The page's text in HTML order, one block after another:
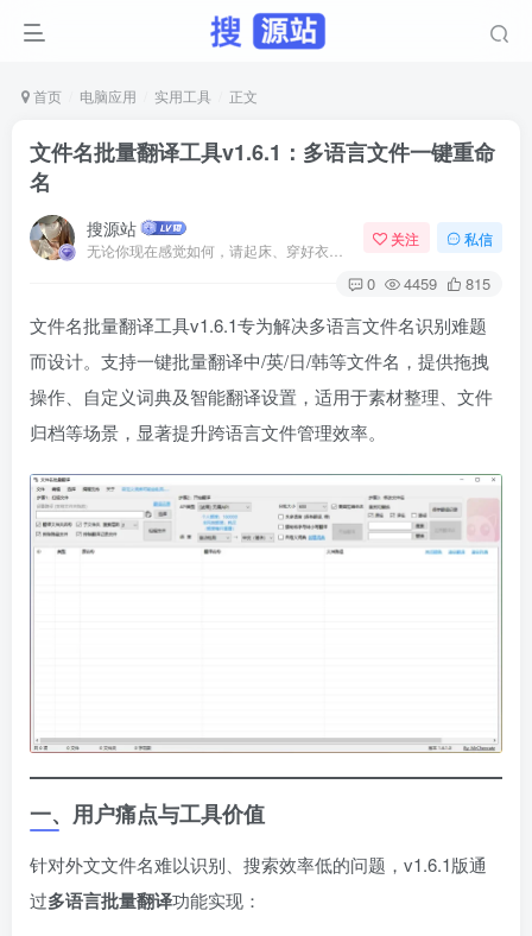
首页 电脑应用 实用工具 正文
文件名批量翻译工具v1.6.1：多语言文件一键重命
名
搜源站 关注 私信
0 4459 815
文件名批量翻译工具v1.6.1专为解决多语言文件名识别难题
而设计。支持一键批量翻译中/英/日/韩等文件名，提供拖拽
操作、自定义词典及智能翻译设置，适用于素材整理、文件
归档等场景，显著提升跨语言文件管理效率。
一、用户痛点与工具价值
针对外文文件名难以识别、搜索效率低的问题，v1.6.1版通
过多语言批量翻译功能实现：